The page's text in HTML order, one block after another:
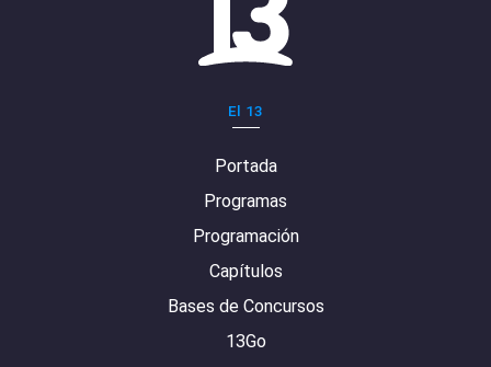
El 13
Portada
Programas
Programación
Capítulos
Bases de Concursos
13Go